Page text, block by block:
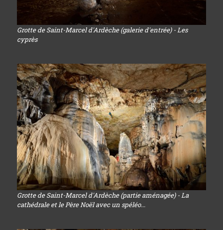
Grotte de Saint-Marcel d'Ardèche (galerie d'entrée) - Les
cyprès
Grotte de Saint-Marcel d'Ardèche (partie aménagée) - La
cathédrale et le Père Noël avec un spéléo...